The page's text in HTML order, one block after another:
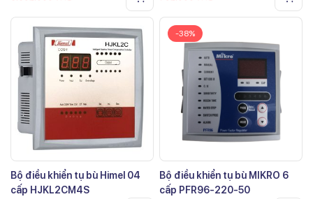
Bộ điều khiển tụ bù Himel 04
cấp HJKL2CM4S
-38%
Bộ điều khiển tụ bù MIKRO 6
cấp PFR96-220-50